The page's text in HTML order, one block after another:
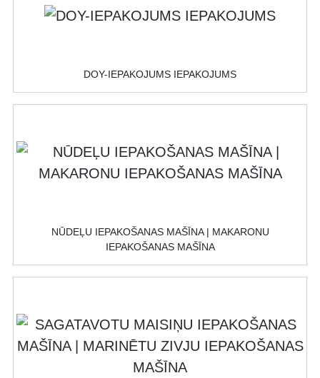
DOY-IEPAKOJUMS IEPAKOJUMS
NŪDEĻU IEPAKOŠANAS MAŠĪNA | MAKARONU
IEPAKOŠANAS MAŠĪNA